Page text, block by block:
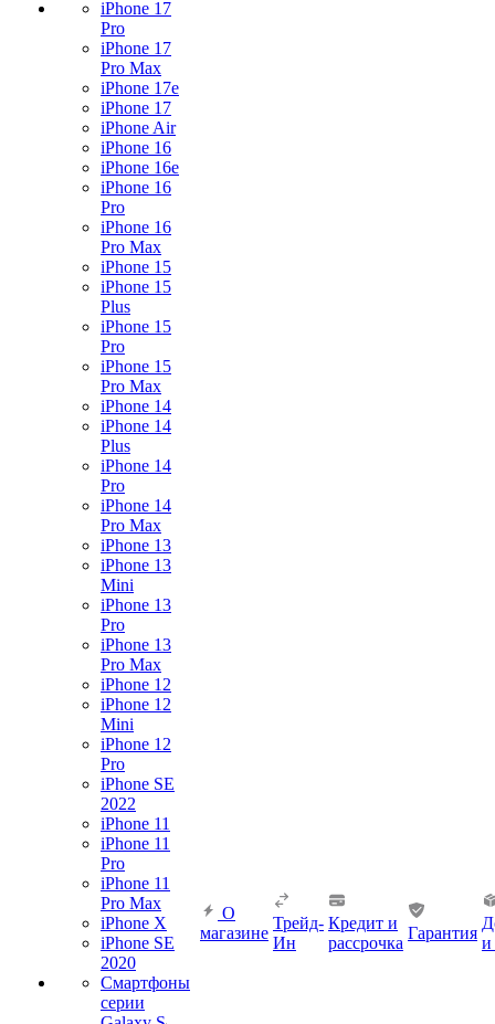
iPhone 17
Pro
iPhone 17
Pro Max
iPhone 17e
iPhone 17
iPhone Air
iPhone 16
iPhone 16e
iPhone 16
Pro
iPhone 16
Pro Max
iPhone 15
iPhone 15
Plus
iPhone 15
Pro
iPhone 15
Pro Max
iPhone 14
iPhone 14
Plus
iPhone 14
Pro
iPhone 14
Pro Max
iPhone 13
iPhone 13
Mini
iPhone 13
Pro
iPhone 13
Pro Max
iPhone 12
iPhone 12
Mini
iPhone 12
Pro
iPhone SE
2022
iPhone 11
iPhone 11
Pro
iPhone 11
Pro Max
iPhone X
iPhone SE
2020
Смартфоны
серии
О
магазине
Трейд-
Ин
Кредит и
рассрочка
Гарантия
и